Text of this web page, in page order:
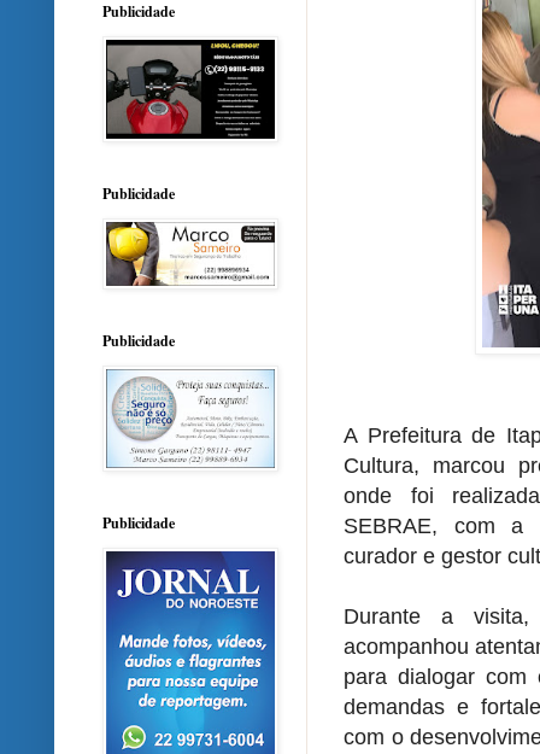
A Prefeitura de
Cultura, marcou
onde foi
SEBRAE, com a
curador e gestor
Durante a
acompanhou
para dialogar com
demandas e
com o
Publicidade
Publicidade
Publicidade
Publicidade